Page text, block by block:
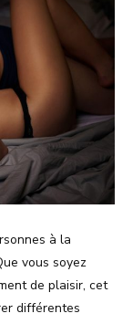
à la
vous soyez
de plaisir, cet
différentes